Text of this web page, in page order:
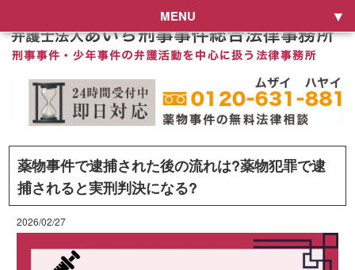
MENU
薬物事件で逮捕された後の流れは?薬物犯罪で逮
捕されると実刑判決になる?
2026/02/27